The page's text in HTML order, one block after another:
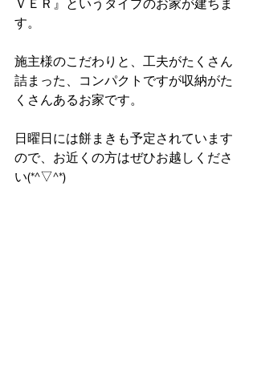
ＶＥＲ』というタイプのお家が建ちま
す。
施主様のこだわりと、工夫がたくさん
詰まった、コンパクトですが収納がた
くさんあるお家です。
日曜日には餅まきも予定されています
ので、お近くの方はぜひお越しくださ
い(*^▽^*)